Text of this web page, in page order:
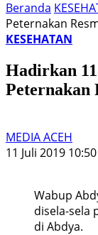
Beranda
Peternakan
KESEHATAN
Hadirkan
Peternakan
MEDIA ACEH
11 Juli 2019
Wabup
disela-sela
di Abdya.